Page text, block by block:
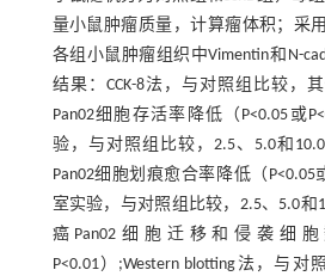
量小鼠肿瘤质量，计算瘤体积；采
各组小鼠肿瘤组织中Vimentin和N-
结果：CCK-8法，与对照组比较，
Pan02细胞存活率降低（P<0.05或
验，与对照组比较，2.5、5.0和10.0
Pan02细胞划痕愈合率降低（P<0.05
室实验，与对照组比较，2.5、5.0和
癌Pan02细胞迁移和侵袭细胞
P<0.01）;Western blotting法，与对